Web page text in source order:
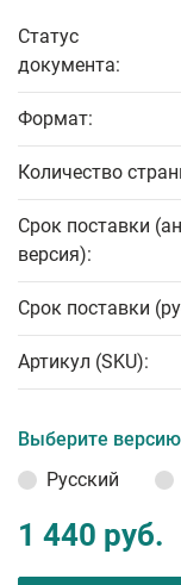
Статус
документа:
Формат:
Количество
Срок поставки
версия):
Срок поставки
Артикул (SKU):
Выберите
Русский
1 440 руб.